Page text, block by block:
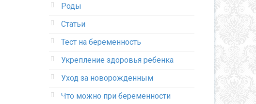
Роды
Статьи
Тест на беременность
Укрепление здоровья ребенка
Уход за новорожденным
Что можно при беременности